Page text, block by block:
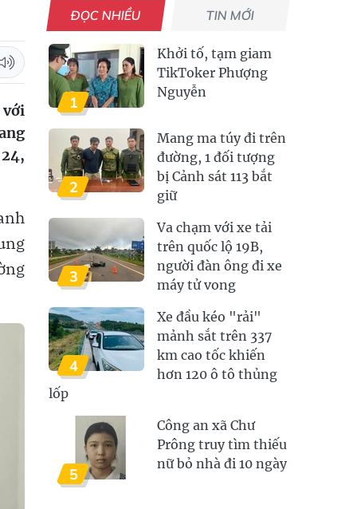
với
ĐỌC NHIỀU TIN MỚI
1
Khởi tố, tạm giam
TikToker Phượng
Nguyễn
2
Mang ma túy đi trên
đường, 1 đối tượng
bị Cảnh sát 113 bắt
giữ
3
Va chạm với xe tải
trên quốc lộ 19B,
người đàn ông đi xe
máy tử vong
4
Xe đầu kéo "rải"
mảnh sắt trên 337
km cao tốc khiến
hơn 120 ô tô thủng
lốp
5
Công an xã Chư
Prông truy tìm thiếu
nữ bỏ nhà đi 10 ngày